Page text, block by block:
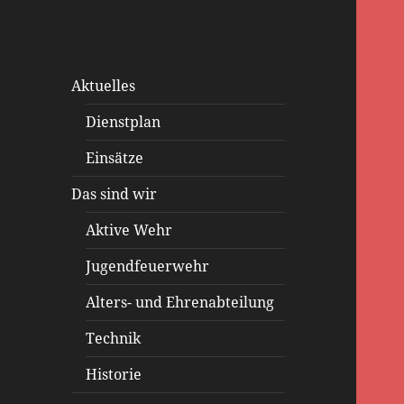
Aktuelles
Dienstplan
Einsätze
Das sind wir
Aktive Wehr
Jugendfeuerwehr
Alters- und Ehrenabteilung
Technik
Historie